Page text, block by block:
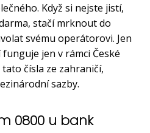
Když si nejste jistí,
stačí mrknout do
svému operátorovi. Jen
jen v rámci České
čísla ze zahraničí,
sazby.
0800 u bank